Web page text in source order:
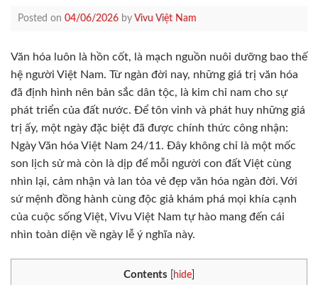
Posted on 04/06/2026 by Vivu Việt Nam
Văn hóa luôn là hồn cốt, là mạch nguồn nuôi dưỡng bao thế
hệ người Việt Nam. Từ ngàn đời nay, những giá trị văn hóa
đã định hình nên bản sắc dân tộc, là kim chỉ nam cho sự
phát triển của đất nước. Để tôn vinh và phát huy những giá
trị ấy, một ngày đặc biệt đã được chính thức công nhận:
Ngày Văn hóa Việt Nam 24/11. Đây không chỉ là một mốc
son lịch sử mà còn là dịp để mỗi người con đất Việt cùng
nhìn lại, cảm nhận và lan tỏa vẻ đẹp văn hóa ngàn đời. Với
sứ mệnh đồng hành cùng độc giả khám phá mọi khía cạnh
của cuộc sống Việt, Vivu Việt Nam tự hào mang đến cái
nhìn toàn diện về ngày lễ ý nghĩa này.
Contents hide